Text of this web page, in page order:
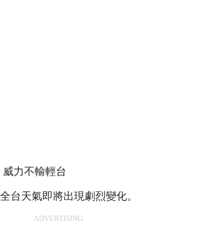
力不輸輕台
台天氣即將出現劇烈變化。
ADVERTISING